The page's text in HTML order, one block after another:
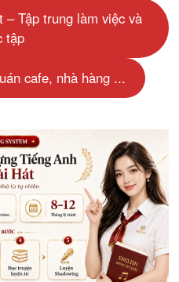
– Tập trung làm việc và
tập
cafe, nhà hàng ...